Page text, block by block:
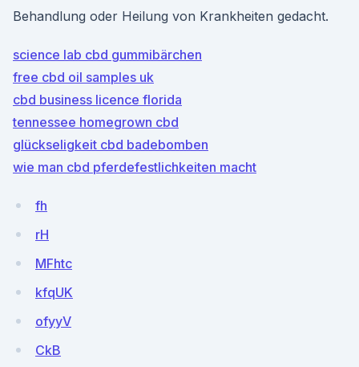
Behandlung oder Heilung von Krankheiten gedacht.
science lab cbd gummibärchen
free cbd oil samples uk
cbd business licence florida
tennessee homegrown cbd
glückseligkeit cbd badebomben
wie man cbd pferdefestlichkeiten macht
fh
rH
MFhtc
kfqUK
ofyyV
CkB